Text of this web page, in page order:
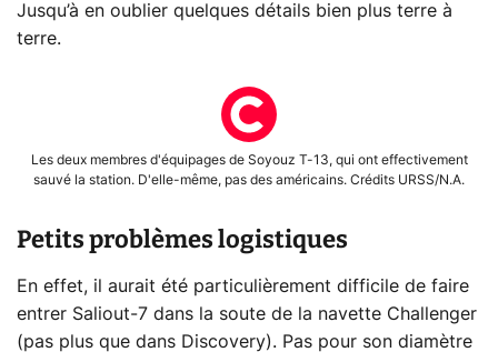
Jusqu’à en oublier quelques détails bien plus terre à
terre.
Les deux membres d'équipages de Soyouz T-13, qui ont effectivement
sauvé la station. D'elle-même, pas des américains. Crédits URSS/N.A.
Petits problèmes logistiques
En effet, il aurait été particulièrement difficile de faire
entrer Saliout-7 dans la soute de la navette Challenger
(pas plus que dans Discovery). Pas pour son diamètre